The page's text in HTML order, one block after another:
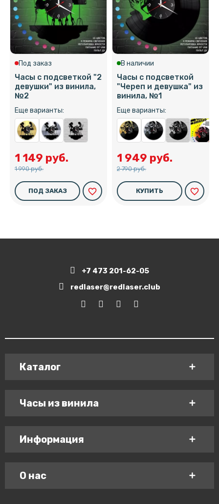
Под заказ
Часы с подсветкой "2
девушки" из винила,
№2
Еще варианты:
1 149 руб.
1 990 руб.
ПОД ЗАКАЗ favorite_border
В наличии
Часы с подсветкой
"Череп и девушка" из
винила, №1
Еще варианты:
1 949 руб.
2 790 руб.
КУПИТЬ favorite_border
+7 473 201-62-05
redlaser@redlaser.club
Каталог
Часы из винила
Информация
О нас